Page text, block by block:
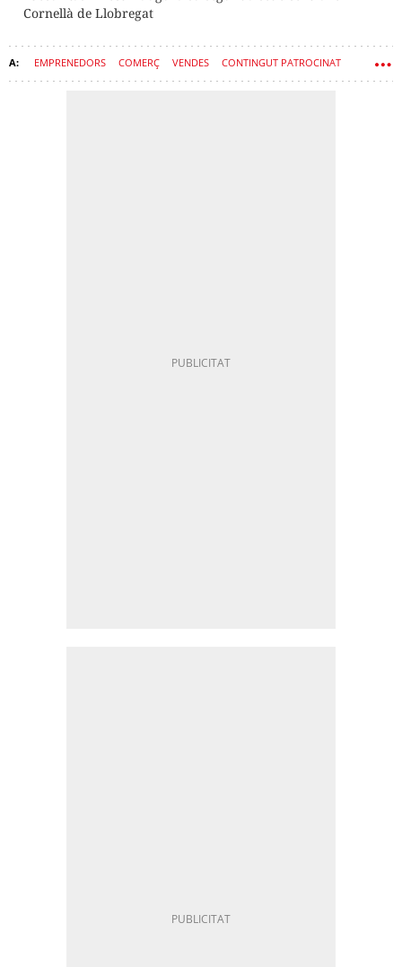
Cornellà de Llobregat
EMPRENEDORS COMERÇ VENDES CONTINGUT PATROCINAT